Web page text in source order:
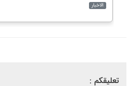
الاخبار
تعليقكم :